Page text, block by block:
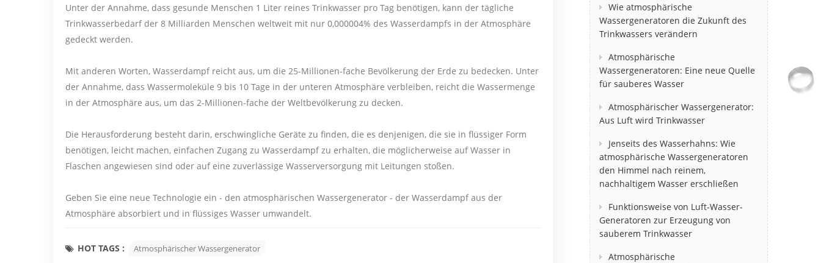
Unter der Annahme, dass gesunde Menschen 1 Liter reines Trinkwasser pro Tag benötigen, kann der tägliche
Trinkwasserbedarf der 8 Milliarden Menschen weltweit mit nur 0,000004% des Wasserdampfs in der Atmosphäre
gedeckt werden.
Mit anderen Worten, Wasserdampf reicht aus, um die 25-Millionen-fache Bevölkerung der Erde zu bedecken. Unter
der Annahme, dass Wassermoleküle 9 bis 10 Tage in der unteren Atmosphäre verbleiben, reicht die Wassermenge
in der Atmosphäre aus, um das 2-Millionen-fache der Weltbevölkerung zu decken.
Die Herausforderung besteht darin, erschwingliche Geräte zu finden, die es denjenigen, die sie in flüssiger Form
benötigen, leicht machen, einfachen Zugang zu Wasserdampf zu erhalten, die möglicherweise auf Wasser in
Flaschen angewiesen sind oder auf eine zuverlässige Wasserversorgung mit Leitungen stoßen.
Geben Sie eine neue Technologie ein - den atmosphärischen Wassergenerator - der Wasserdampf aus der
Atmosphäre absorbiert und in flüssiges Wasser umwandelt.
HOT TAGS : Atmosphärischer Wassergenerator
Wie atmosphärische
Wassergeneratoren die Zukunft des
Trinkwassers verändern
Atmosphärische
Wassergeneratoren: Eine neue Quelle
für sauberes Wasser
Atmosphärischer Wassergenerator:
Aus Luft wird Trinkwasser
Jenseits des Wasserhahns: Wie
atmosphärische Wassergeneratoren
den Himmel nach reinem,
nachhaltigem Wasser erschließen
Funktionsweise von Luft-Wasser-
Generatoren zur Erzeugung von
sauberem Trinkwasser
Atmosphärische